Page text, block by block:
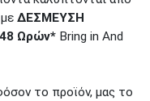
ΔΕΣΜΕΥΣΗ
48 Ωρών* Bring in And
το προϊόν, μας το